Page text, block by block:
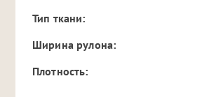
Тип ткани:
Ширина рулона:
Плотность: